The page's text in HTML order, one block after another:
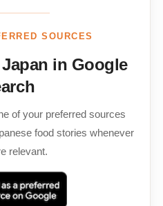
SOURCES
in Google
of your preferred sources
food stories whenever
relevant.